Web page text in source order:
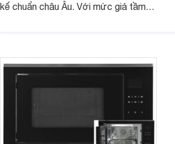
kế chuẩn châu Âu. Với mức giá tầm
cùng tìm hiểu ngay dưới đây nhé.